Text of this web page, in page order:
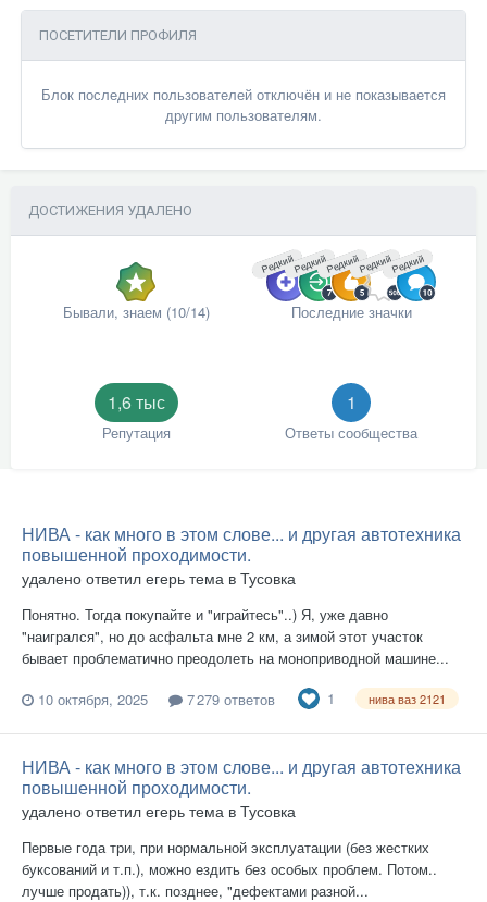
ПОСЕТИТЕЛИ ПРОФИЛЯ
Блок последних пользователей отключён и не показывается
другим пользователям.
ДОСТИЖЕНИЯ УДАЛЕНО
Бывали, знаем (10/14)
РедкийРедкийРедкийРедкийРедкий
Последние значки
1,6 тыс
Репутация
1
Ответы сообщества
НИВА - как много в этом слове... и другая автотехника
повышенной проходимости.
удалено ответил егерь тема в Тусовка
Понятно. Тогда покупайте и "играйтесь"..) Я, уже давно
"наигрался", но до асфальта мне 2 км, а зимой этот участок
бывает проблематично преодолеть на моноприводной машине...
10 октября, 2025
7 279 ответов 1 нива ваз 2121
НИВА - как много в этом слове... и другая автотехника
повышенной проходимости.
удалено ответил егерь тема в Тусовка
Первые года три, при нормальной эксплуатации (без жестких
буксований и т.п.), можно ездить без особых проблем. Потом..
лучше продать)), т.к. позднее, "дефектами разной...